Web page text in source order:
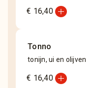
€ 16,40add_circle
Tonno
tonijn, ui en olijven
€ 16,40add_circle